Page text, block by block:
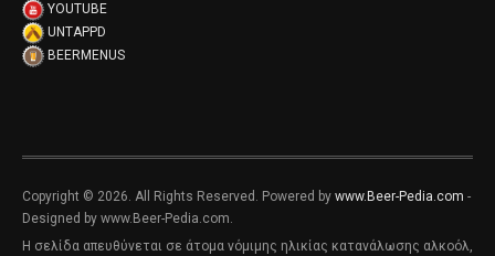
YOUTUBE
UNTAPPD
BEERMENUS
Copyright © 2026. All Rights Reserved. Powered by www.Beer-Pedia.com -
Designed by www.Beer-Pedia.com.
Η σελίδα απευθύνεται σε άτομα νόμιμης ηλικίας κατανάλωσης αλκοόλ,